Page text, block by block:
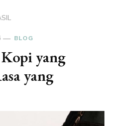
BLOG
Kopi yang
yang